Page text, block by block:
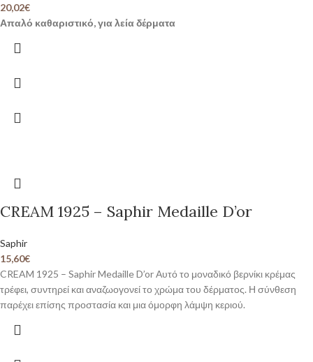
20,02€
Απαλό καθαριστικό, για λεία δέρματα
CREAM 1925 – Saphir Medaille D’or
Saphir
15,60€
CREAM 1925 – Saphir Medaille D’or Αυτό το μοναδικό βερνίκι κρέμας
τρέφει, συντηρεί και αναζωογονεί το χρώμα του δέρματος. Η σύνθεση
παρέχει επίσης προστασία και μια όμορφη λάμψη κεριού.